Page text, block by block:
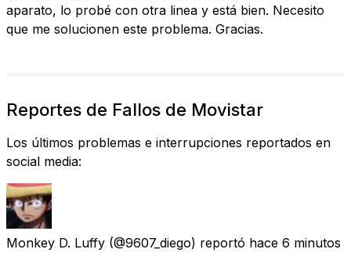
aparato, lo probé con otra linea y está bien. Necesito
que me solucionen este problema. Gracias.
Reportes de Fallos de Movistar
Los últimos problemas e interrupciones reportados en
social media:
Monkey D. Luffy (@9607_diego) reportó hace 6 minutos